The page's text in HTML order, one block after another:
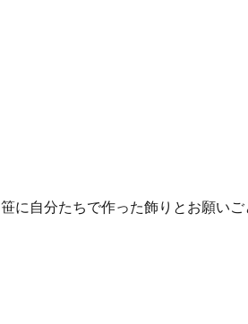
笹に自分たちで作った飾りとお願いご